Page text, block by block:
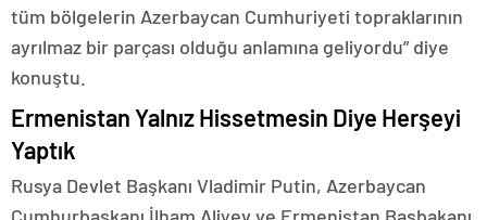
tüm bölgelerin Azerbaycan Cumhuriyeti topraklarının
ayrılmaz bir parçası olduğu anlamına geliyordu” diye
konuştu.
Ermenistan Yalnız Hissetmesin Diye Herşeyi
Yaptık
Rusya Devlet Başkanı Vladimir Putin, Azerbaycan